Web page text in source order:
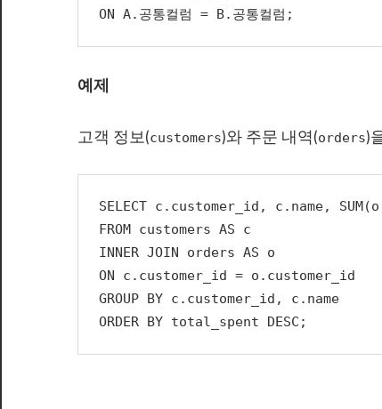
ON A.공통컬럼 = B.공통컬럼;
예제
고객 정보(customers)와 주문 내역(orders)
SELECT c.customer_id, c.name,
FROM customers AS c
INNER JOIN orders AS o
ON c.customer_id = o.customer_id
GROUP BY c.customer_id, c.name
ORDER BY total_spent DESC;